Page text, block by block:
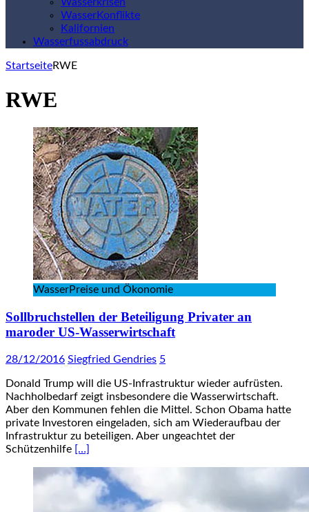
WasserKonflikte
Kalifornien
Wasserfussabdruck
StartseiteRWE
RWE
WasserPreise und Ökonomie
Sollbruchstellen der Beteiligung Privater an
maroder US-Wasserwirtschaft
28/12/2016 Siegfried Gendries 5
Donald Trump will die US-Infrastruktur wieder aufrüsten.
Nachholbedarf zeigt insbesondere die Wasserwirtschaft.
Aber den Kommunen fehlen die Mittel. Schon Obama hatte
private Investoren eingeladen, sich am Wiederaufbau der
Infrastruktur zu beteiligen. Aber ungeachtet der
Schützenhilfe […]